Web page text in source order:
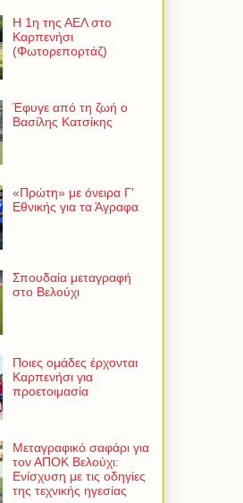
Η 1η της ΑΕΛ στο
Καρπενήσι
(Φωτορεπορτάζ)
Έφυγε από τη ζωή ο
Βασίλης Κατσίκης
«Πρώτη» με όνειρα Γ'
Εθνικής για τα Άγραφα
Σπουδαία μεταγραφή
στο Βελούχι
Ποιες ομάδες έρχονται
Καρπενήσι για
προετοιμασία
Μεταγραφικό σαφάρι για
τον ΑΠΟΚ Βελούχι:
Ενίσχυση με τις οδηγίες
της τεχνικής ηγεσίας